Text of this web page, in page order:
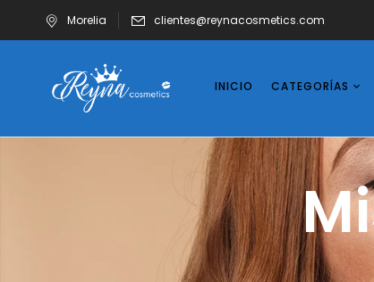
Morelia clientes@reynacosmetics.com
INICIO CATEGORÍAS